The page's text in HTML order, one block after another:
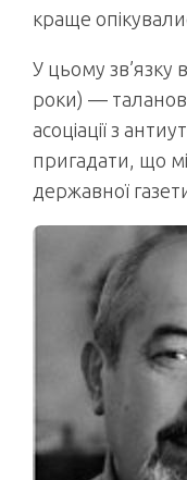
краще
У цьому зв’язку
роки) —
асоціації з
пригадати, що
державної